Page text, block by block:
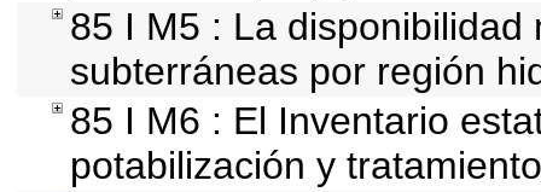
85 I M5 : La
subterráneas por región
85 I M6 : El Inventario
potabilización y